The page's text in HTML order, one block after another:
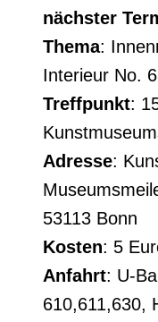
nächster
Thema:
Interieur No.
Treffpunkt:
Adresse:
53113 Bonn
Kosten: 5
Anfahrt: U-
610,611,630,